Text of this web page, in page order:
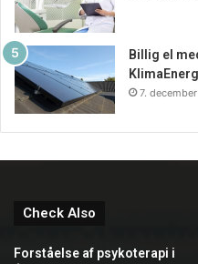
Billig el
7.
Check Also
Forståelse af psykoterapi i